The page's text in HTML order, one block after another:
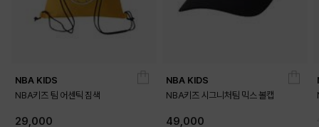
NBA KIDS
NBA키즈 팀 어센틱 짐색
29,000
NBA KIDS
NBA키즈 시그니처팀 믹스 볼캡
49,000